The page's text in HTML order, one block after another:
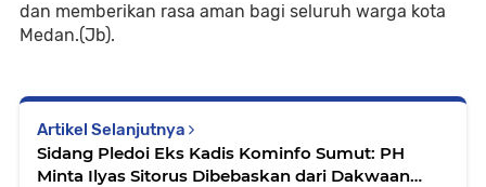
dan memberikan rasa aman bagi seluruh warga kota
Medan.(Jb).
Artikel Selanjutnya
Sidang Pledoi Eks Kadis Kominfo Sumut: PH
Minta Ilyas Sitorus Dibebaskan dari Dakwaan